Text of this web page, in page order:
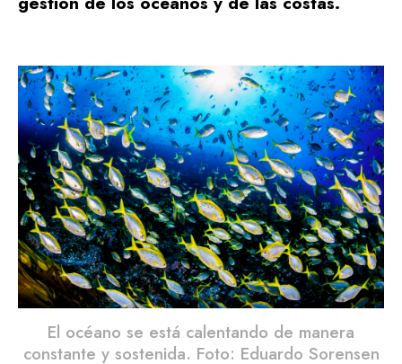
El océano se está calentando de manera
constante y sostenida. Foto: Eduardo Sorensen